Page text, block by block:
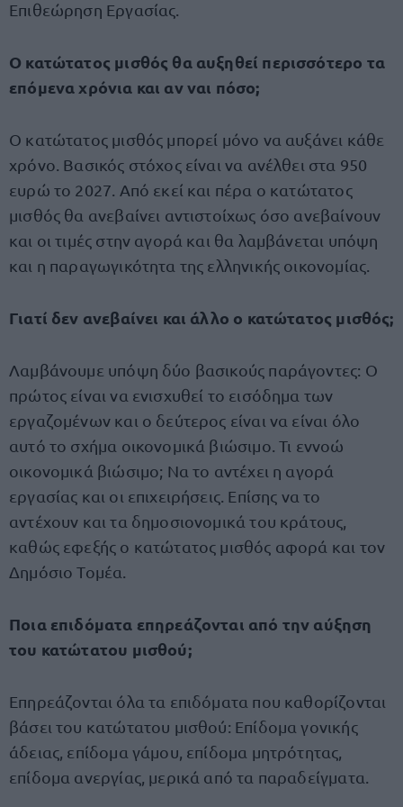
Επιθεώρηση Εργασίας.
Ο κατώτατος μισθός θα αυξηθεί περισσότερο τα
επόμενα χρόνια και αν ναι πόσο;
Ο κατώτατος μισθός μπορεί μόνο να αυξάνει κάθε
χρόνο. Βασικός στόχος είναι να ανέλθει στα 950
ευρώ το 2027. Από εκεί και πέρα ο κατώτατος
μισθός θα ανεβαίνει αντιστοίχως όσο ανεβαίνουν
και οι τιμές στην αγορά και θα λαμβάνεται υπόψη
και η παραγωγικότητα της ελληνικής οικονομίας.
Γιατί δεν ανεβαίνει και άλλο ο κατώτατος μισθός;
Λαμβάνουμε υπόψη δύο βασικούς παράγοντες: Ο
πρώτος είναι να ενισχυθεί το εισόδημα των
εργαζομένων και ο δεύτερος είναι να είναι όλο
αυτό το σχήμα οικονομικά βιώσιμο. Τι εννοώ
οικονομικά βιώσιμο; Να το αντέχει η αγορά
εργασίας και οι επιχειρήσεις. Επίσης να το
αντέχουν και τα δημοσιονομικά του κράτους,
καθώς εφεξής ο κατώτατος μισθός αφορά και τον
Δημόσιο Τομέα.
Ποια επιδόματα επηρεάζονται από την αύξηση
του κατώτατου μισθού;
Επηρεάζονται όλα τα επιδόματα που καθορίζονται
βάσει του κατώτατου μισθού: Επίδομα γονικής
άδειας, επίδομα γάμου, επίδομα μητρότητας,
επίδομα ανεργίας, μερικά από τα παραδείγματα.